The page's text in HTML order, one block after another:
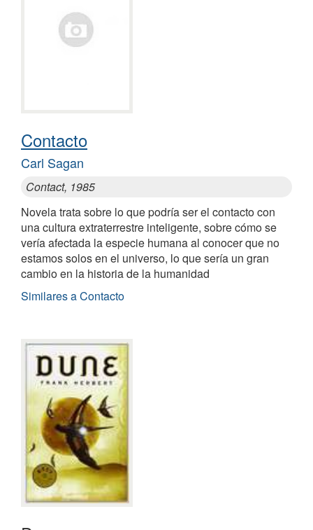
Contacto
Carl Sagan
Contact, 1985
Novela trata sobre lo que podría ser el contacto con
una cultura extraterrestre inteligente, sobre cómo se
vería afectada la especie humana al conocer que no
estamos solos en el universo, lo que sería un gran
cambio en la historia de la humanidad
Similares a Contacto